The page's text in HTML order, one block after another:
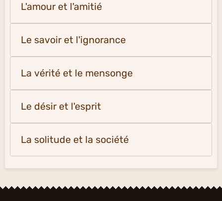
L'amour et l'amitié
Le savoir et l'ignorance
La vérité et le mensonge
Le désir et l'esprit
La solitude et la société